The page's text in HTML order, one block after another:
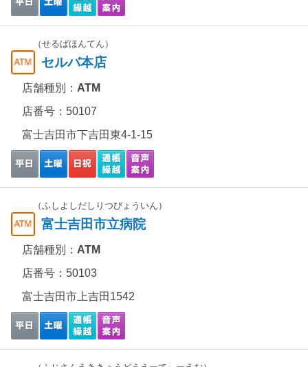
（せるばほんてん）
セルバ本店
店舗種別： ATM
店番号：50107
富士吉田市下吉田東4-1-15
（ふしよしだしりつびょういん）
富士吉田市立病院
店舗種別： ATM
店番号：50103
富士吉田市上吉田1542